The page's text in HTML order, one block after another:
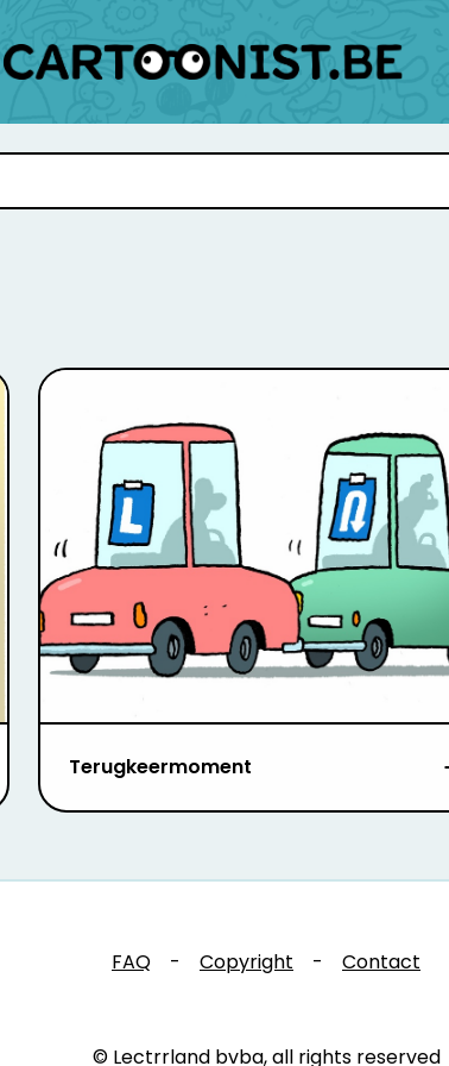
Terugkeermoment
FAQ - Copyright - Contact
© Lectrrland bvba, all rights reserved